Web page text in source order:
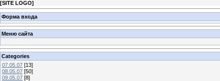
[SITE LOGO]
Форма входа
Меню сайта
Categories
07.05.07 [13]
08.05.07 [50]
09.05.07 [8]